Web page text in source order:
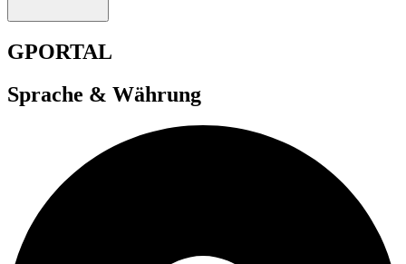
GPORTAL
Sprache & Währung